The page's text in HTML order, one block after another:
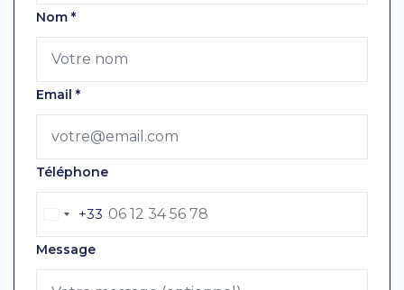
Nom *
Email *
Téléphone
+33
Message